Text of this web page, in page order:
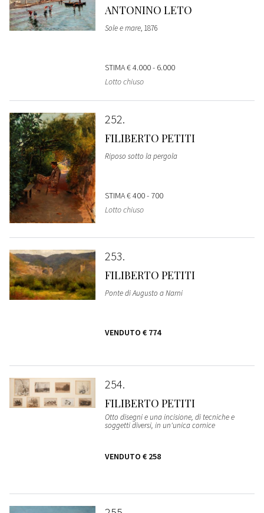
ANTONINO LETO
Sole e mare, 1876
STIMA€ 4.000 - 6.000
Lotto chiuso
252
FILIBERTO PETITI
Riposo sotto la pergola
STIMA€ 400 - 700
Lotto chiuso
253
FILIBERTO PETITI
Ponte di Augusto a Narni
VENDUTO € 774
254
FILIBERTO PETITI
Otto disegni e una incisione, di tecniche e
soggetti diversi, in un'unica cornice
VENDUTO € 258